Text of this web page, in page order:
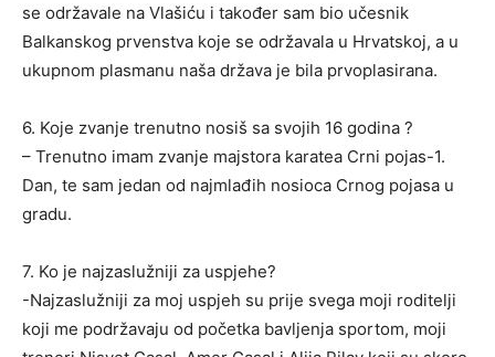
se održavale na Vlašiću i također sam bio učesnik
Balkanskog prvenstva koje se održavala u Hrvatskoj, a u
ukupnom plasmanu naša država je bila prvoplasirana.
6. Koje zvanje trenutno nosiš sa svojih 16 godina ?
– Trenutno imam zvanje majstora karatea Crni pojas-1.
Dan, te sam jedan od najmlađih nosioca Crnog pojasa u
gradu.
7. Ko je najzaslužniji za uspjehe?
-Najzaslužniji za moj uspjeh su prije svega moji roditelji
koji me podržavaju od početka bavljenja sportom, moji